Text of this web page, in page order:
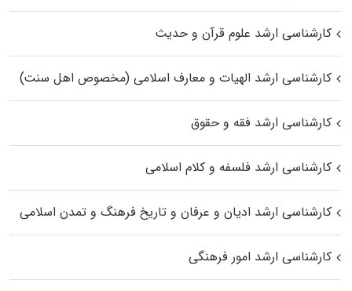
کارشناسی ارشد علوم قرآن و حدیث
کارشناسی ارشد الهیات و معارف اسلامی (مخصوص اهل سنت)
کارشناسی ارشد فقه و حقوق
کارشناسی ارشد فلسفه و کلام اسلامی
کارشناسی ارشد ادیان و عرفان و تاریخ فرهنگ و تمدن اسلامی
کارشناسی ارشد امور فرهنگی